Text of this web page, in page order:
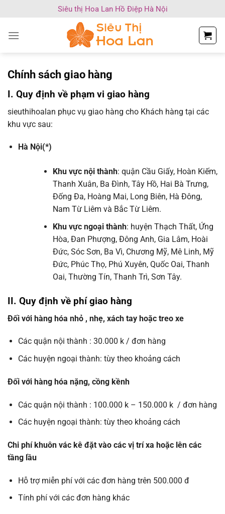
nội
Siêu thị Hoa Lan Hồ Điệp Hà Nội
Chính sách giao hàng
I. Quy định về phạm vi giao hàng
sieuthihoalan phục vụ giao hàng cho Khách hàng tại các
khu vực sau:
Hà Nội(*)
Khu vực nội thành: quận Cầu Giấy, Hoàn Kiếm,
Thanh Xuân, Ba Đình, Tây Hồ, Hai Bà Trưng,
Đống Đa, Hoàng Mai, Long Biên, Hà Đông,
Nam Từ Liêm và Bắc Từ Liêm.
Khu vực ngoại thành: huyện Thạch Thất, Ứng
Hòa, Đan Phượng, Đông Anh, Gia Lâm, Hoài
Đức, Sóc Sơn, Ba Vì, Chương Mỹ, Mê Linh, Mỹ
Đức, Phúc Thọ, Phú Xuyên, Quốc Oai, Thanh
Oai, Thường Tín, Thanh Trì, Sơn Tây.
II. Quy định về phí giao hàng
Đối với hàng hóa nhỏ , nhẹ, xách tay hoặc treo xe
Các quận nội thành : 30.000 k / đơn hàng
Các huyện ngoại thành: tùy theo khoảng cách
Đối với hàng hóa nặng, cồng kềnh
Các quận nội thành : 100.000 k – 150.000 k / đơn hàng
Các huyện ngoại thành: tùy theo khoảng cách
Chi phí khuôn vác kê đặt vào các vị trí xa hoặc lên các
tầng lầu
Hỗ trợ miễn phí với các đơn hàng trên 500.000 đ
Tính phí với các đơn hàng khác